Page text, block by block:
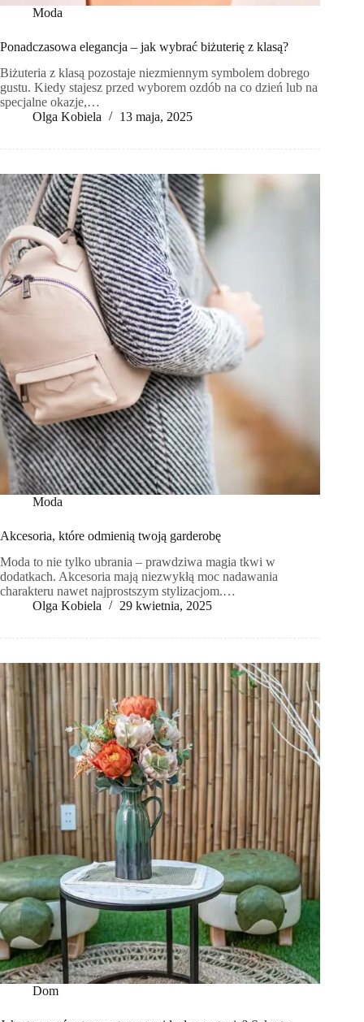
Moda
Ponadczasowa elegancja – jak wybrać biżuterię z klasą?
Biżuteria z klasą pozostaje niezmiennym symbolem dobrego
gustu. Kiedy stajesz przed wyborem ozdób na co dzień lub na
specjalne okazje,…
Olga Kobiela
13 maja, 2025
Moda
Akcesoria, które odmienią twoją garderobę
Moda to nie tylko ubrania – prawdziwa magia tkwi w
dodatkach. Akcesoria mają niezwykłą moc nadawania
charakteru nawet najprostszym stylizacjom.…
Olga Kobiela
29 kwietnia, 2025
Dom